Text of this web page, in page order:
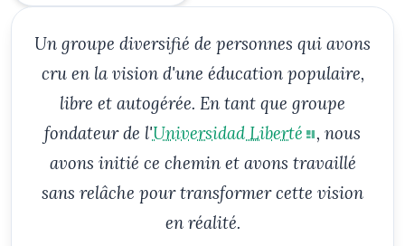
Un groupe diversifié de personnes qui avons
cru en la vision d'une éducation populaire,
libre et autogérée. En tant que groupe
fondateur de l'Universidad Liberté
, nous
avons initié ce chemin et avons travaillé
sans relâche pour transformer cette vision
en réalité.